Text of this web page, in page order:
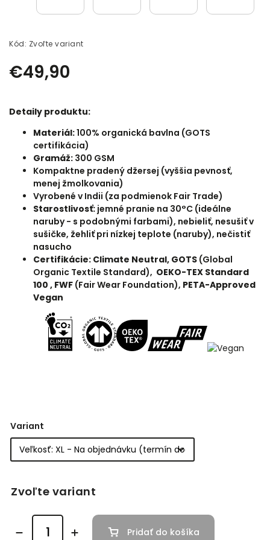
Kód: Zvoľte variant
€49,90
Detaily produktu:
Materiál:100% organická bavlna (GOTS
certifikácia)
Gramáž: 300 GSM
Kompaktne pradený džersej (vyššia pevnosť,
menej žmolkovania)
Vyrobené v Indii (za podmienok Fair Trade)
Starostlivosť: jemné pranie na 30°C (ideálne
naruby - s podobnými farbami), nebieliť, nesušiť v
sušičke, žehliť pri nízkej teplote (naruby), nečistiť
nasucho
Certifikácie: Climate Neutral, GOTS (Global
Organic Textile Standard), OEKO-TEX Standard
100 , FWF (Fair Wear Foundation), PETA-Approved
Vegan
Variant
Zvoľte variant
Pridať do košíka